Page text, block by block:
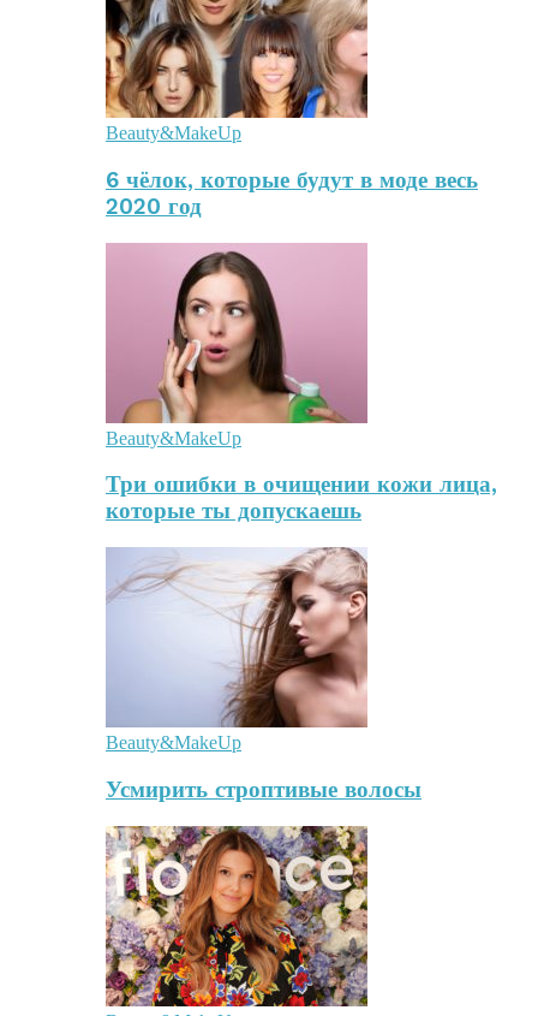
Beauty&MakeUp
6 чёлок, которые будут в моде весь
2020 год
Beauty&MakeUp
Три ошибки в очищении кожи лица,
которые ты допускаешь
Beauty&MakeUp
Усмирить строптивые волосы